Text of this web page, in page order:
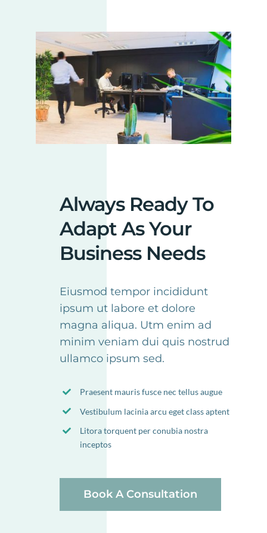
Always Ready To
Adapt As Your
Business Needs
Eiusmod tempor incididunt
ipsum ut labore et dolore
magna aliqua. Utm enim ad
minim veniam dui quis nostrud
ullamco ipsum sed.
Praesent mauris fusce nec tellus augue
Vestibulum lacinia arcu eget class aptent
Litora torquent per conubia nostra
inceptos
Book A Consultation